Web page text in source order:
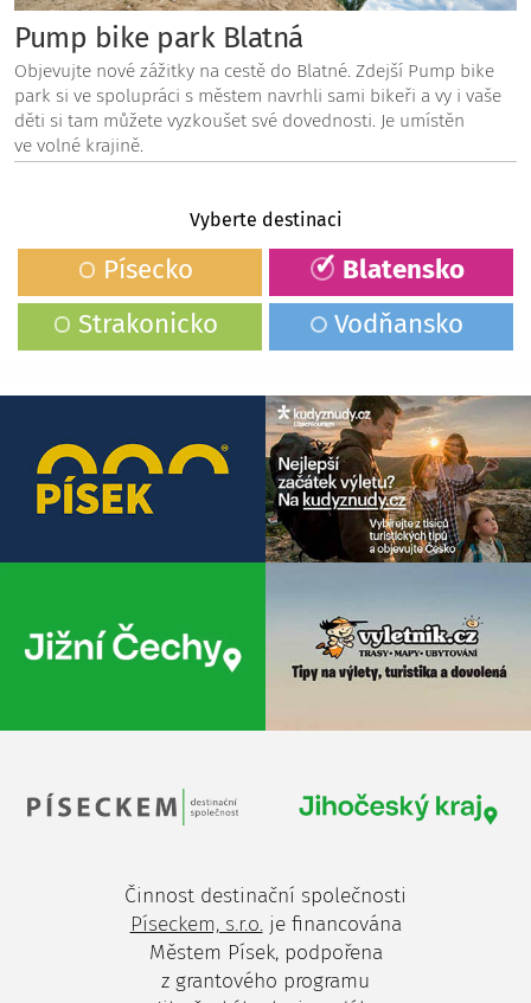
Pump bike park Blatná
Objevujte nové zážitky na cestě do Blatné. Zdejší Pump bike
park si ve spolupráci s městem navrhli sami bikeři a vy i vaše
děti si tam můžete vyzkoušet své dovednosti. Je umístěn
ve volné krajině.
Vyberte destinaci
Písecko
Blatensko
Strakonicko
Vodňansko
Činnost destinační společnosti
Píseckem, s.r.o.je financována
Městem Písek, podpořena
z grantového programu